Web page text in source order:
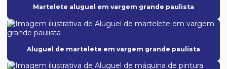
Martelete aluguel em vargem grande paulista
Aluguel de martelete em vargem grande paulista